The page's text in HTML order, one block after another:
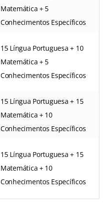
Matemática + 5
Conhecimentos Específicos
15 Língua Portuguesa + 10
Matemática + 5
Conhecimentos Específicos
15 Língua Portuguesa + 15
Matemática + 10
Conhecimentos Específicos
15 Língua Portuguesa + 15
Matemática + 10
Conhecimentos Específicos